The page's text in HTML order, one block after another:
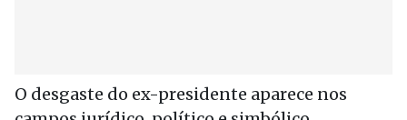
O desgaste do ex-presidente aparece nos